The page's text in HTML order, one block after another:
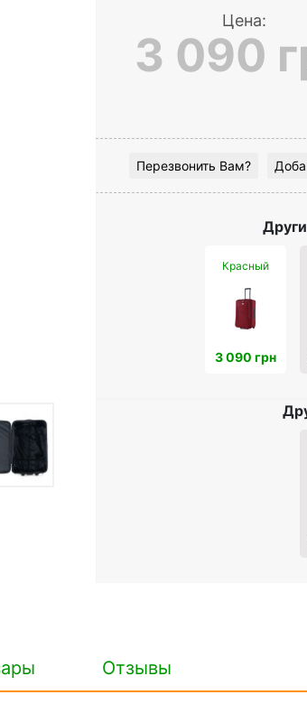
Цена:
3 090
Перезвонить Вам?
Красный
3 090 грн
Отзывы